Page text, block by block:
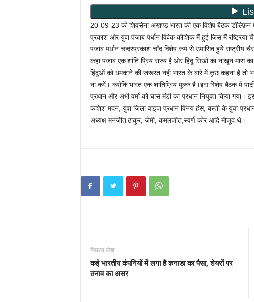
20-09-23 को शिवसेना अखण्ड भारत की एक़ विशेष बैठक डॉल्फ़िन
प्रकाश ओर युवा पंजाब पर्धान विवेक कौशिक मैं हुई जिस मैं
पंजाब पर्धान चन्दरप्रकाश चाँद विशेष रूप से उपासित हुये राष्ट्रीय
कहा पंजाब एक शांति प्रिय राज्य है ओर हिंदू सिखों का नाखून मास
हिंदुओं को धमकाने की जरूरत नहीं भारत के बारे में कुछ कहना है तो
ना करें। क्योंकि भारत एक शांतिप्रिय मुल्क है।इस विशेष बैठक में पार्टी
प्रधान और अभी वर्मा को घास मंडी का प्रधान नियुक्त किया गया।
कशिश मदन, युवा जिला वाइज प्रधान विनय हंस, बस्ती के युवा
अध्यक्ष मनजीत ठाकुर, जेमी, कमलजीत,स्वर्ण कोर आदि मौजूद थे।
पिछला लेख
कई भारतीय कंपनियों में लगा है कनाडा का पैसा, शेयरों पर
तनाव का असर